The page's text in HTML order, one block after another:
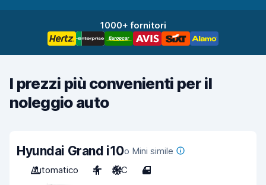
1000+ fornitori
I prezzi più convenienti per il
noleggio auto
Hyundai Grand i10o Mini simile
Automatico
4 A/C 4